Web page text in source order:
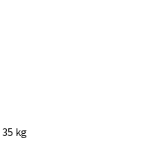
35 kg